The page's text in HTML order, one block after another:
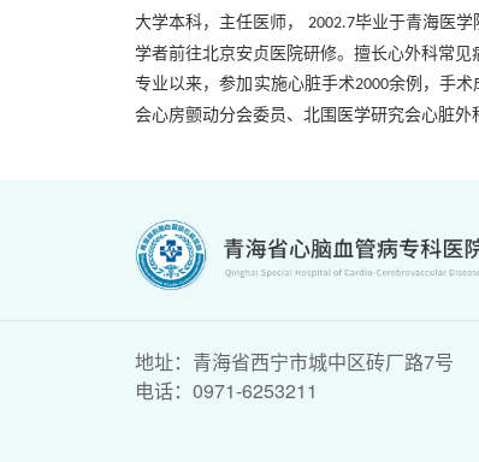
大学本科，主任医师， 2002.7毕业于青海医学
学者前往北京安贞医院研修。擅长心外科常
专业以来，参加实施心脏手术2000余例，手术
会心房颤动分会委员、北围医学研究会心脏外
地址：青海省西宁市城中区砖厂路7号
电话：0971-6253211